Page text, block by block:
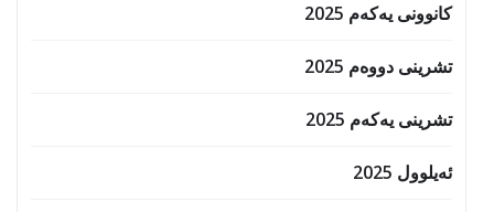
کانوونی یەکەم 2025
تشرینی دووەم 2025
تشرینی یەکەم 2025
ئەیلوول 2025